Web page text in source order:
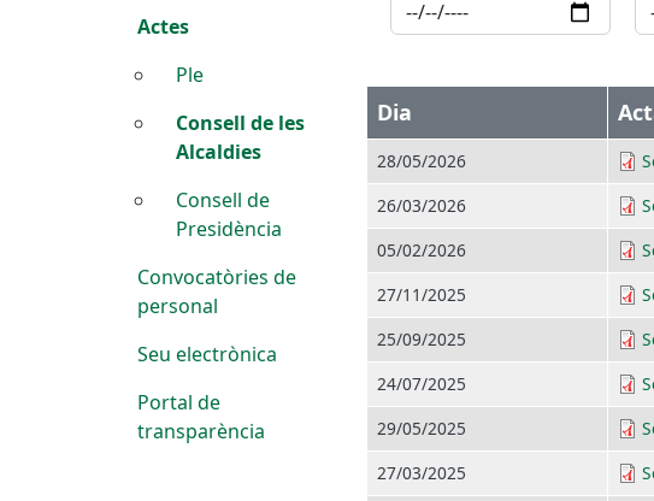
Dia
28/05/2026
26/03/2026
05/02/2026
27/11/2025
25/09/2025
24/07/2025
29/05/2025
27/03/2025
Actes
Ple
Consell de les
Alcaldies
Consell de
Presidència
Convocatòries de
personal
Seu electrònica
Portal de
transparència